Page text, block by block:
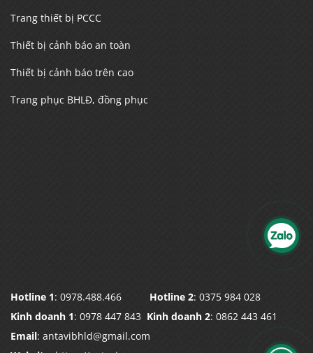
Trang thiết bị PCCC
Thiết bị cảnh báo an toàn
Thiết bị cảnh báo trên cao
Trang phục BHLĐ, đồng phục
Hotline 1: 0978.488.466 Hotline 2: 0375 984 028
Kinh doanh 1: 0978 447 843 Kinh doanh 2: 0862 443 461
Email: antavibhld@gmail.com